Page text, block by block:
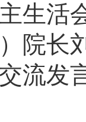
生活
院长
流发